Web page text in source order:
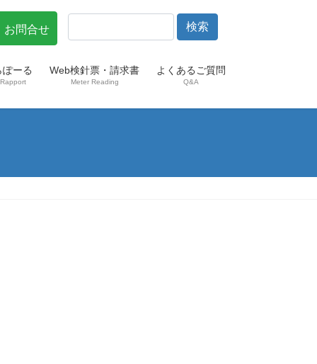
お問合せ
ぽーる
Rapport
Web検針票・請求書
Meter Reading
よくあるご質問
Q&A